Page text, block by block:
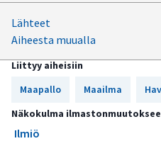
Maapallon keskilämpötila
ylitetty
Lähteet
Aiheesta muualla
Liittyy aiheisiin
Maapallo
Maailma
Näkokulma
Ilmiö